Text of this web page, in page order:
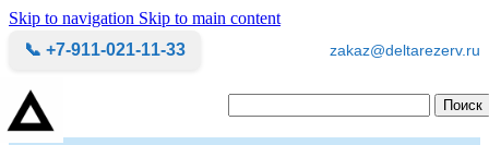
Skip to navigation Skip to main content
📞 +7-911-021-11-33
zakaz@deltarezerv.ru
Поиск